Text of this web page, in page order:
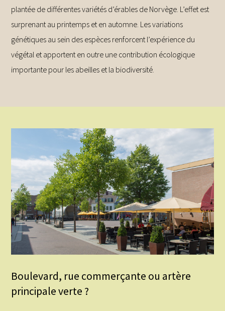
plantée de différentes variétés d’érables de Norvège. L’effet est
surprenant au printemps et en automne. Les variations
génétiques au sein des espèces renforcent l’expérience du
végétal et apportent en outre une contribution écologique
importante pour les abeilles et la biodiversité.
Boulevard, rue commerçante ou artère
principale verte ?